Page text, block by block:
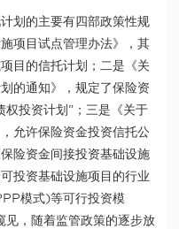
划的主要有四部政策性规
项目试点管理办法》，其
目的信托计划；二是《关
的通知》，规定了保险资
权投资计划”；三是《关于
允许保险资金投资信托公
险资金间接投资基础设施
投资基础设施项目的行业
模式)等可行投资模
见，随着监管政策的逐步放